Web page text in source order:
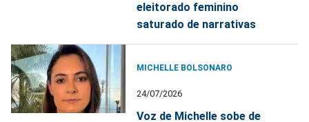
eleitorado feminino
saturado de narrativas
MICHELLE BOLSONARO
24/07/2026
Voz de Michelle sobe de